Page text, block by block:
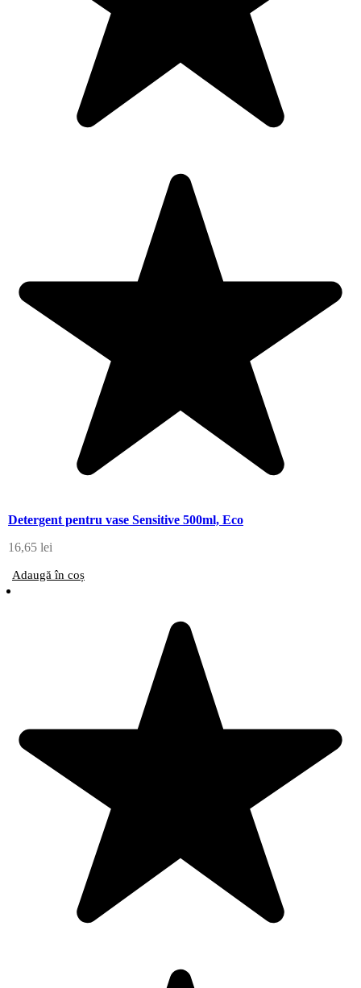
Detergent pentru vase Sensitive 500ml, Eco
16,65 lei
Adaugă în coș